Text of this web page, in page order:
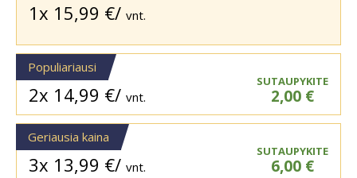
1x 15,99 €/ vnt.
Populiariausi
2x 14,99 €/ vnt.
SUTAUPYKITE
2,00 €
Geriausia kaina
3x 13,99 €/ vnt.
SUTAUPYKITE
6,00 €